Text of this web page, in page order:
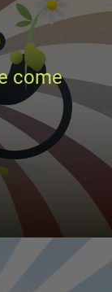
come